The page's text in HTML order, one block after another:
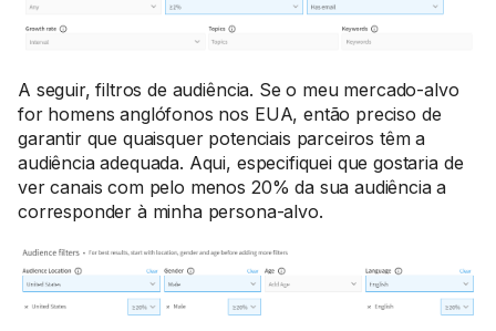
A seguir, filtros de audiência. Se o meu mercado-alvo
for homens anglófonos nos EUA, então preciso de
garantir que quaisquer potenciais parceiros têm a
audiência adequada. Aqui, especifiquei que gostaria de
ver canais com pelo menos 20% da sua audiência a
corresponder à minha persona-alvo.